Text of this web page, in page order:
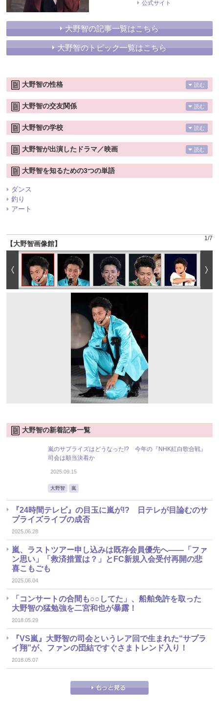
公式サイト
大野智の記事一覧はこちら
大野智のトピック一覧はこちら
大野智の性格 読む
大野智の交友関係 読む
大野智の学校 読む
大野智が出演したドラマ／映画 読む
大野智を知るための3つの単語
ダンス
釣り
アート
【大野智画像館】
1 /7
大野智の新着記事一覧
嵐のサプライズはどうなった!? 今年の『NHK紅白歌合戦』
司会は順当決着か
2025.09.15
大野智 嵐
『24時間テレビ』の目玉に嵐が!? 日テレが目論むのサ
プライズライブの成否
2025.06.28
嵐、ラストツアー申し込みは既存会員優先へ――「ファ
ン思い」「救済措置は？」とFC新規入会受付再開の悲
喜こもごも
2025.06.04
「コンサートの合間も○○してた」、船舶免許を取った
大野智の猛勉強を二宮和也が暴露！
2018.05.29
『VS嵐』大野智の司会というレア回で生まれた“サプラ
イ翔”が、ファンの団結ですぐさまトレンド入り！
2018.05.07